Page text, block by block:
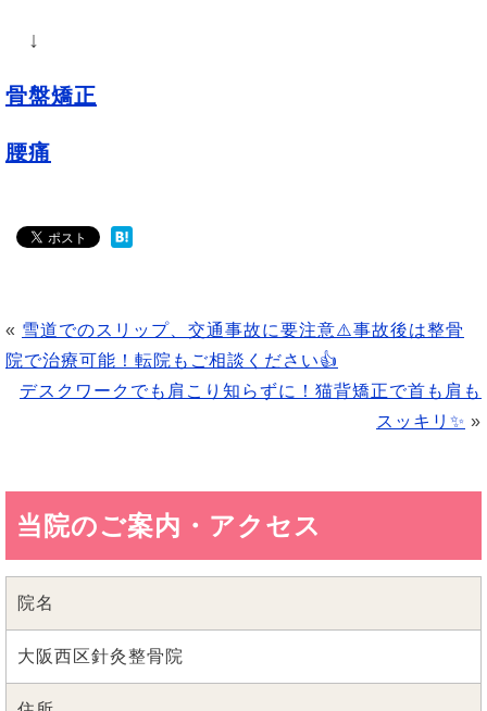
↓
骨盤矯正
腰痛
« 雪道でのスリップ、交通事故に要注意⚠️事故後は整骨
院で治療可能！転院もご相談ください👍
デスクワークでも肩こり知らずに！猫背矯正で首も肩も
スッキリ✨ »
当院のご案内・アクセス
院名
大阪西区針灸整骨院